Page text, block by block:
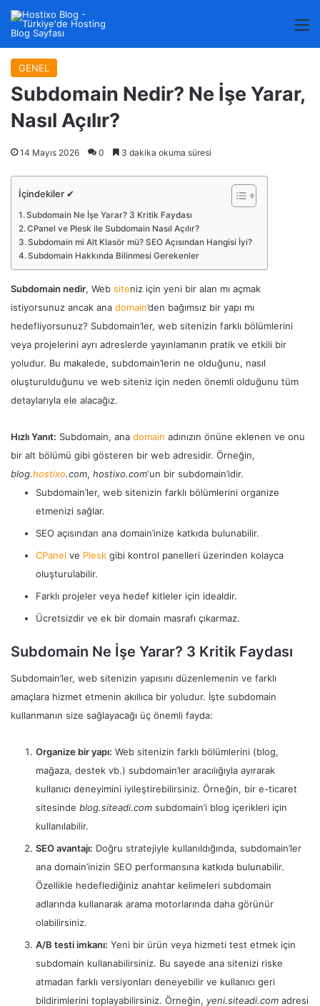
GENEL
Subdomain Nedir? Ne İşe Yarar,
Nasıl Açılır?
14 Mayıs 2026 0 3 dakika okuma süresi
İçindekiler ✔
Subdomain Ne İşe Yarar? 3 Kritik Faydası
CPanel ve Plesk ile Subdomain Nasıl Açılır?
Subdomain mi Alt Klasör mü? SEO Açısından Hangisi İyi?
Subdomain Hakkında Bilinmesi Gerekenler
Subdomain nedir, Web siteniz için yeni bir alan mı açmak
istiyorsunuz ancak ana domain’den bağımsız bir yapı mı
hedefliyorsunuz? Subdomain’ler, web sitenizin farklı bölümlerini
veya projelerini ayrı adreslerde yayınlamanın pratik ve etkili bir
yoludur. Bu makalede, subdomain’lerin ne olduğunu, nasıl
oluşturulduğunu ve web siteniz için neden önemli olduğunu tüm
detaylarıyla ele alacağız.
Hızlı Yanıt: Subdomain, ana domain adınızın önüne eklenen ve onu
bir alt bölümü gibi gösteren bir web adresidir. Örneğin,
blog.hostixo.com, hostixo.com‘un bir subdomain’idir.
Subdomain’ler, web sitenizin farklı bölümlerini organize
etmenizi sağlar.
SEO açısından ana domain’inize katkıda bulunabilir.
CPanel ve Plesk gibi kontrol panelleri üzerinden kolayca
oluşturulabilir.
Farklı projeler veya hedef kitleler için idealdir.
Ücretsizdir ve ek bir domain masrafı çıkarmaz.
Subdomain Ne İşe Yarar? 3 Kritik Faydası
Subdomain’ler, web sitenizin yapısını düzenlemenin ve farklı
amaçlara hizmet etmenin akıllıca bir yoludur. İşte subdomain
kullanmanın size sağlayacağı üç önemli fayda:
Organize bir yapı: Web sitenizin farklı bölümlerini (blog,
mağaza, destek vb.) subdomain’ler aracılığıyla ayırarak
kullanıcı deneyimini iyileştirebilirsiniz. Örneğin, bir e-ticaret
sitesinde blog.siteadi.com subdomain’i blog içerikleri için
kullanılabilir.
SEO avantajı: Doğru stratejiyle kullanıldığında, subdomain’ler
ana domain’inizin SEO performansına katkıda bulunabilir.
Özellikle hedeflediğiniz anahtar kelimeleri subdomain
adlarında kullanarak arama motorlarında daha görünür
olabilirsiniz.
A/B testi imkanı: Yeni bir ürün veya hizmeti test etmek için
subdomain kullanabilirsiniz. Bu sayede ana sitenizi riske
atmadan farklı versiyonları deneyebilir ve kullanıcı geri
bildirimlerini toplayabilirsiniz. Örneğin, yeni.siteadi.com adresi